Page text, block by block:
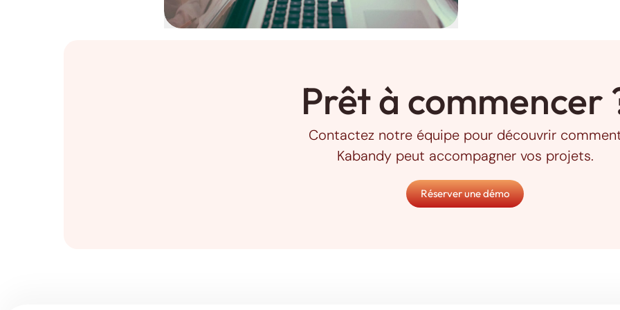
Prêt à commencer
Contactez notre équipe pour découvrir
Kabandy peut accompagner vos projets.
Réserver une démo